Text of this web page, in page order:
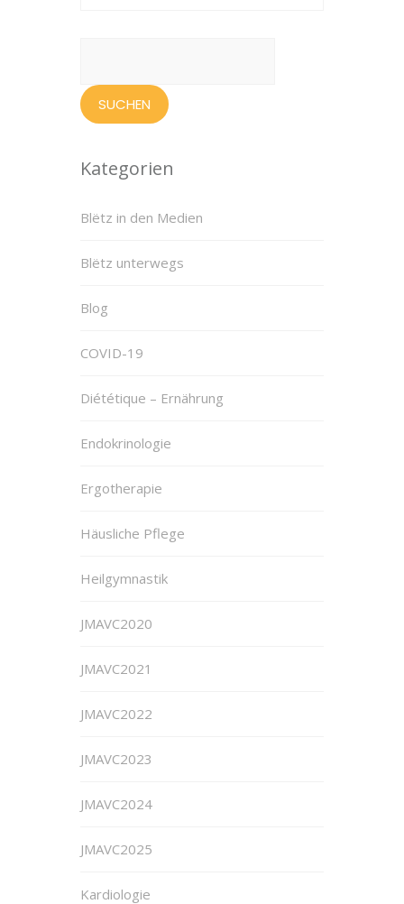
Kategorien
Blëtz in den Medien
Blëtz unterwegs
Blog
COVID-19
Diététique – Ernährung
Endokrinologie
Ergotherapie
Häusliche Pflege
Heilgymnastik
JMAVC2020
JMAVC2021
JMAVC2022
JMAVC2023
JMAVC2024
JMAVC2025
Kardiologie